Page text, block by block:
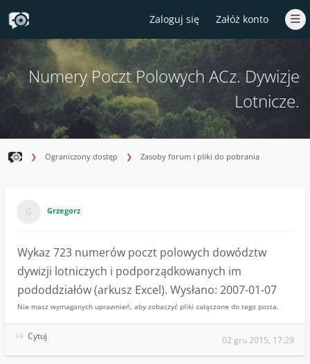
Zaloguj się Załóż konto
Numery Poczt Polowych ACz. Dywizje
Lotnicze.
Ograniczony dostęp Zasoby forum i pliki do pobrania
Grzegorz
Wykaz 723 numerów poczt polowych dowództw
dywizji lotniczych i podporządkowanych im
pododdziałów (arkusz Excel). Wysłano: 2007-01-07
Nie masz wymaganych uprawnień, aby zobaczyć pliki załączone do tego posta.
Cytuj 02 gru 2015, 17:29